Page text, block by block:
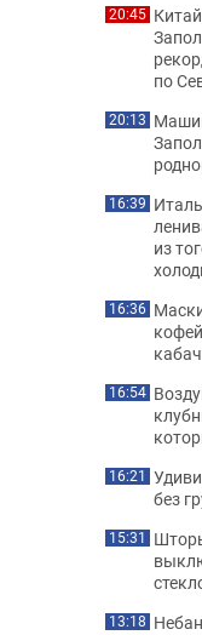
20:45
по
20:13
16:39
из
16:36
16:54
16:21
без
15:31
13:18